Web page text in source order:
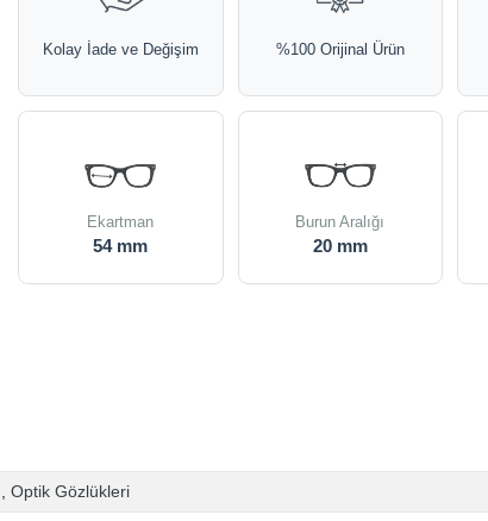
Kolay İade ve Değişim %100 Orijinal Ürün
Ekartman
54 mm
Burun Aralığı
20 mm
Optik Gözlükleri